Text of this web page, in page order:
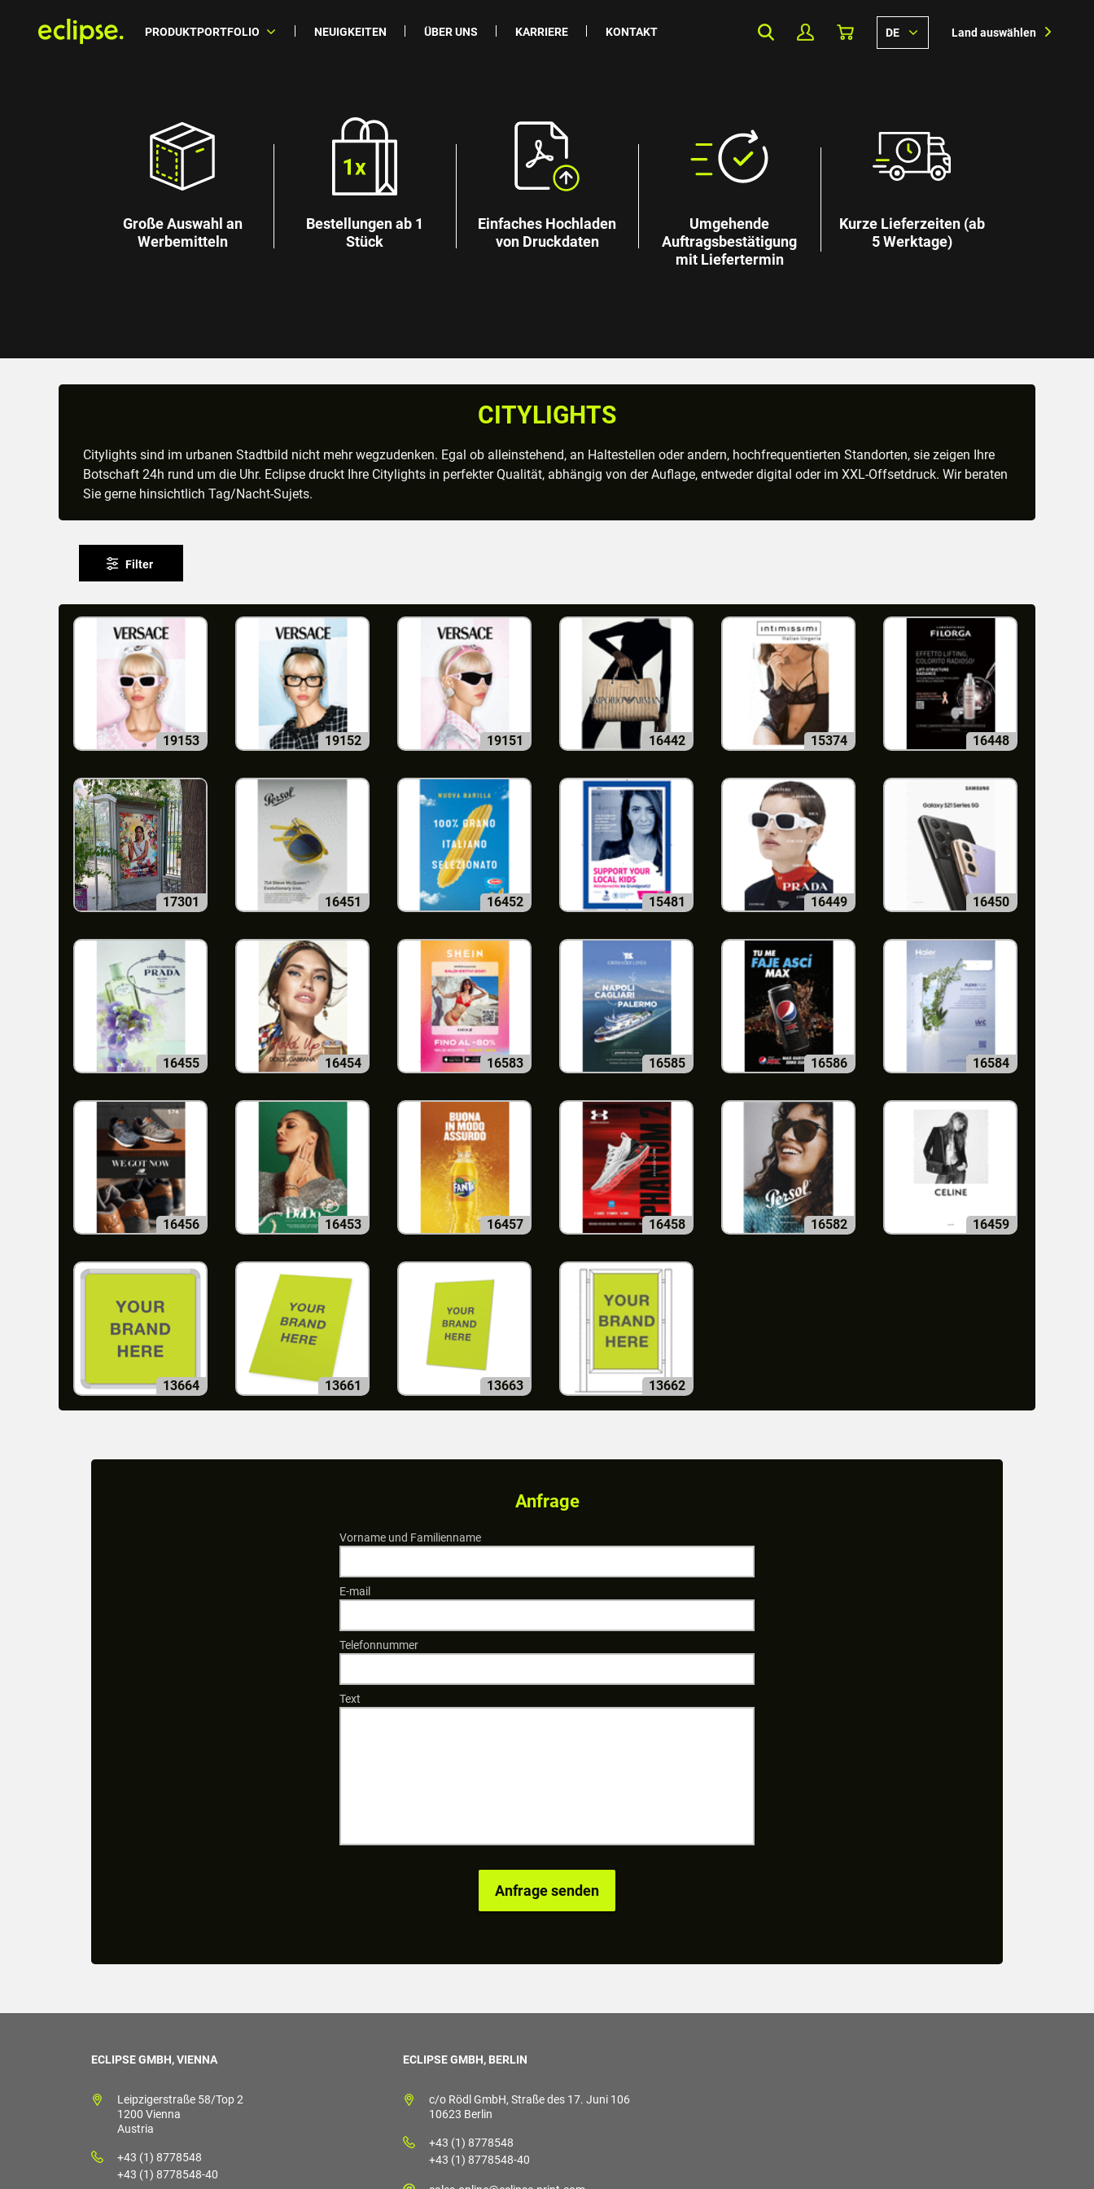
PRODUKTPORTFOLIO NEUIGKEITEN ÜBER UNS KARRIERE KONTAKT DE Land auswählen
Große Auswahl an
Werbemitteln
Bestellungen ab 1
Stück
Einfaches Hochladen
von Druckdaten
Umgehende
Auftragsbestätigung
mit Liefertermin
Kurze Lieferzeiten (ab
5 Werktage)
CITYLIGHTS
Citylights sind im urbanen Stadtbild nicht mehr wegzudenken. Egal ob alleinstehend, an Haltestellen oder andern, hochfrequentierten Standorten, sie zeigen Ihre
Botschaft 24h rund um die Uhr. Eclipse druckt Ihre Citylights in perfekter Qualität, abhängig von der Auflage, entweder digital oder im XXL-Offsetdruck. Wir beraten
Sie gerne hinsichtlich Tag/Nacht-Sujets.
Filter
19153 19152 19151 16442 15374 16448
17301 16451 16452 15481 16449 16450
16455 16454 16583 16585 16586 16584
16456 16453 16457 16458 16582 16459
13664 13661 13663 13662
Anfrage
Vorname und Familienname
E-mail
Telefonnummer
Text
ECLIPSE GMBH, VIENNA
Leipzigerstraße 58/Top 2
1200 Vienna
Austria
+43 (1) 8778548
+43 (1) 8778548-40
ECLIPSE GMBH, BERLIN
c/o Rödl GmbH, Straße des 17. Juni 106
10623 Berlin
+43 (1) 8778548
+43 (1) 8778548-40